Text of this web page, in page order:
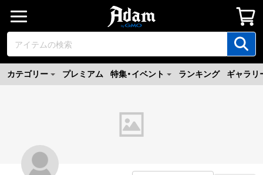
カテゴリー プレミアム 特集・イベント ランキング ギャラリ